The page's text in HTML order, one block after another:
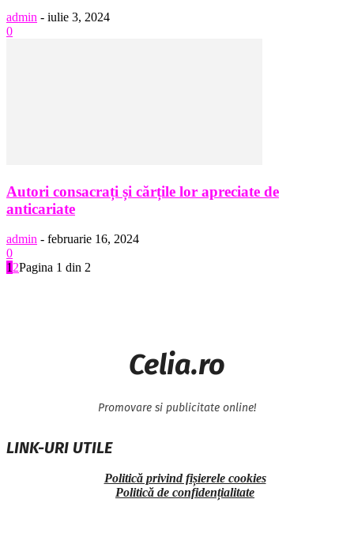
admin - iulie 3, 2024
0
Autori consacrați și cărțile lor apreciate de
anticariate
admin - februarie 16, 2024
0
1 2Pagina 1 din 2
Celia.ro
Promovare si publicitate online!
LINK-URI UTILE
Politică privind fișierele cookies
Politică de confidențialitate